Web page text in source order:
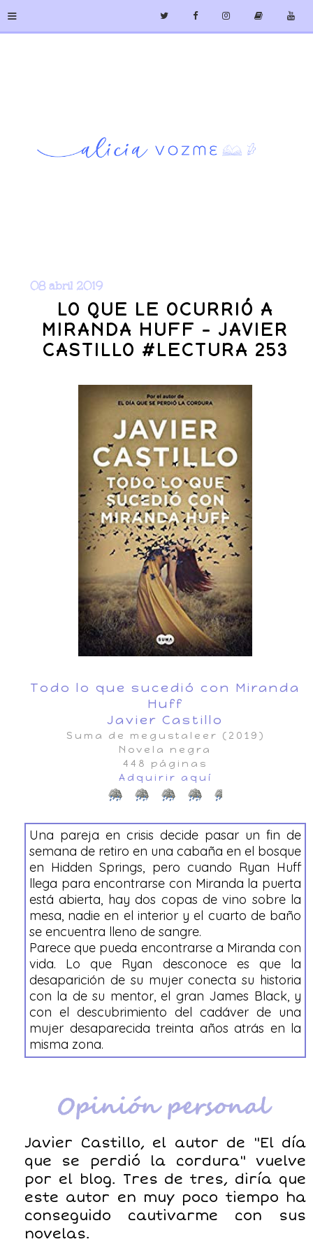
≡
08 abril 2019
LO QUE LE OCURRIÓ A
MIRANDA HUFF - JAVIER
CASTILLO #LECTURA 253
Todo lo que sucedió con Miranda
Huff
Javier Castillo
Suma de megustaleer (2019)
Novela negra
448 páginas
Adquirir aquí
Una pareja en crisis decide pasar un fin de
semana de retiro en una cabaña en el bosque
en Hidden Springs, pero cuando Ryan Huff
llega para encontrarse con Miranda la puerta
está abierta, hay dos copas de vino sobre la
mesa, nadie en el interior y el cuarto de baño
se encuentra lleno de sangre.
Parece que pueda encontrarse a Miranda con
vida. Lo que Ryan desconoce es que la
desaparición de su mujer conecta su historia
con la de su mentor, el gran James Black, y
con el descubrimiento del cadáver de una
mujer desaparecida treinta años atrás en la
misma zona.
Javier Castillo, el autor de "El día
que se perdió la cordura" vuelve
por el blog. Tres de tres, diría que
este autor en muy poco tiempo ha
conseguido cautivarme con sus
novelas.